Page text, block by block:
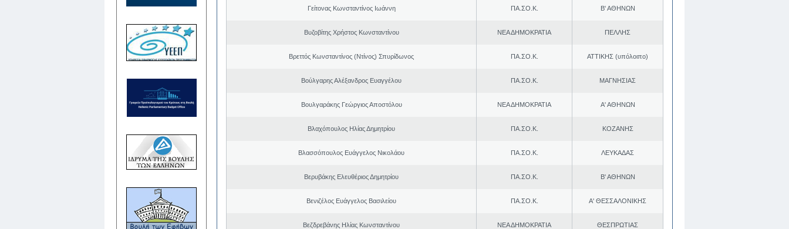
Γείτονας Κωνσταντίνος Ιωάννη ΠΑ.ΣΟ.Κ. Β' ΑΘΗΝΩΝ
Βυζοβίτης Χρήστος Κωνσταντίνου ΝΕΑ ΔΗΜΟΚΡΑΤΙΑ ΠΕΛΛΗΣ
Βρεττός Κωνσταντίνος (Ντίνος) Σπυρίδωνος ΠΑ.ΣΟ.Κ. ΑΤΤΙΚΗΣ (υπόλοιπο)
Βούλγαρης Αλέξανδρος Ευαγγέλου ΠΑ.ΣΟ.Κ. ΜΑΓΝΗΣΙΑΣ
Βουλγαράκης Γεώργιος Αποστόλου ΝΕΑ ΔΗΜΟΚΡΑΤΙΑ Α' ΑΘΗΝΩΝ
Βλαχόπουλος Ηλίας Δημητρίου ΠΑ.ΣΟ.Κ. ΚΟΖΑΝΗΣ
Βλασσόπουλος Ευάγγελος Νικολάου ΠΑ.ΣΟ.Κ. ΛΕΥΚΑΔΑΣ
Βερυβάκης Ελευθέριος Δημητρίου ΠΑ.ΣΟ.Κ. Β' ΑΘΗΝΩΝ
Βενιζέλος Ευάγγελος Βασιλείου ΠΑ.ΣΟ.Κ. Α' ΘΕΣΣΑΛΟΝΙΚΗΣ
Βεζδρεβάνης Ηλίας Κωνσταντίνου ΝΕΑ ΔΗΜΟΚΡΑΤΙΑ ΘΕΣΠΡΩΤΙΑΣ